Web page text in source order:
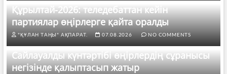
Құрылтай-2026: теледебаттан кейін
партиялар өңірлерге қайта оралды
"ҚҰЛАН ТАҢЫ" АҚПАРАТ. 07.08.2026 NO COMMENTS
Сайлауалды күнтәртібі өңірлердің сұранысы
негізінде қалыптасып жатыр